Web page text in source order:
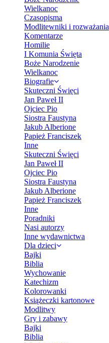
Wielkanoc
Czasopisma
Modlitewniki i rozważania
Komentarze
Homilie
I Komunia Święta
Boże Narodzenie
Wielkanoc
Biografie
Skuteczni Święci
Jan Paweł II
Ojciec Pio
Siostra Faustyna
Jakub Alberione
Papież Franciszek
Inne
Skuteczni Święci
Jan Paweł II
Ojciec Pio
Siostra Faustyna
Jakub Alberione
Papież Franciszek
Inne
Poradniki
Nasi autorzy
Inne wydawnictwa
Dla dzieci
Bajki
Biblia
Wychowanie
Katechizm
Kolorowanki
Książeczki kartonowe
Modlitwy
Gry i zabawy
Bajki
Biblia